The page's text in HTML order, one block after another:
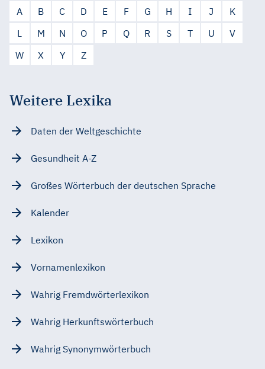
A B C D E F G H I J
K
L
M N O P Q R S T U
V
W
X Y Z
Weitere Lexika
Daten der Weltgeschichte
Gesundheit A-Z
Großes Wörterbuch der deutschen Sprache
Kalender
Lexikon
Vornamenlexikon
Wahrig Fremdwörterlexikon
Wahrig Herkunftswörterbuch
Wahrig Synonymwörterbuch